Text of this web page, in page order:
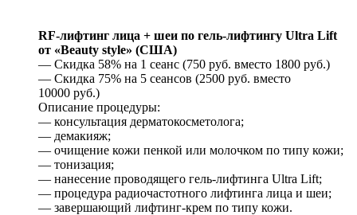
RF-лифтинг лица + шеи по гель-лифтингу Ultra Lift
от «Beauty style» (США)
— Скидка 58% на 1 сеанс (750 руб. вместо 1800 руб.)
— Скидка 75% на 5 сеансов (2500 руб. вместо
10000 руб.)
Описание процедуры:
— консультация дерматокосметолога;
— демакияж;
— очищение кожи пенкой или молочком по типу кожи;
— тонизация;
— нанесение проводящего гель-лифтинга Ultra Lift;
— процедура радиочастотного лифтинга лица и шеи;
— завершающий лифтинг-крем по типу кожи.